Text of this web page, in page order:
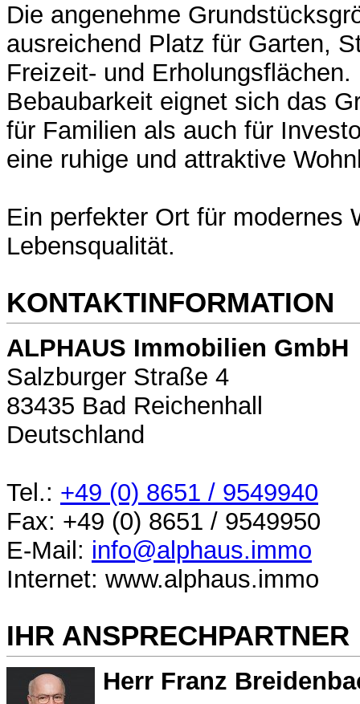
Die angenehme
ausreichend Platz für Garten,
Freizeit- und
Bebaubarkeit eignet sich das
für Familien als auch für
eine ruhige und attraktive
Ein perfekter Ort für modernes
Lebensqualität.
KONTAKTINFORMATION
ALPHAUS Immobilien GmbH
Salzburger Straße 4
83435 Bad Reichenhall
Deutschland
Tel.: +49 (0) 8651 / 9549940
Fax: +49 (0) 8651 / 9549950
E-Mail: info@alphaus.immo
Internet: www.alphaus.immo
IHR ANSPRECHPARTNER
Herr Franz